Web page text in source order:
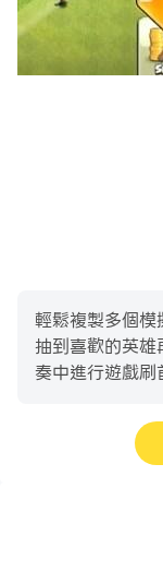
輕鬆複製多個
抽到喜歡的英
奏中進行遊戲